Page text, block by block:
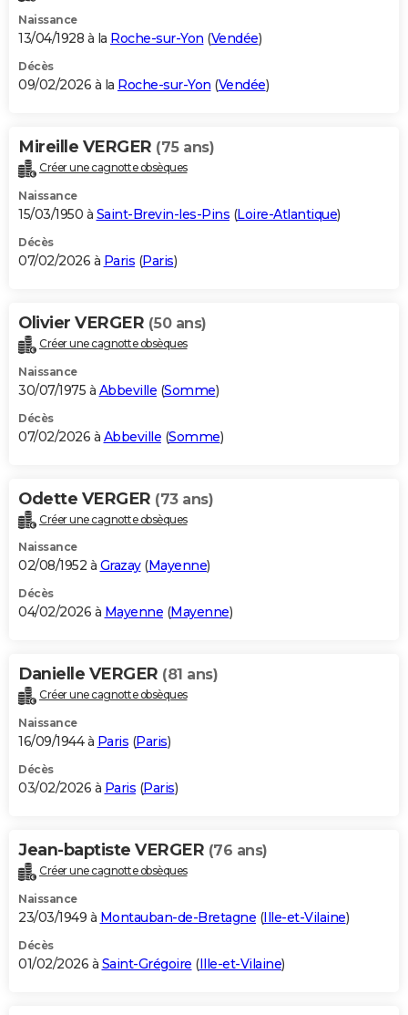
Naissance
13/04/1928 à la Roche-sur-Yon (Vendée)
Décès
09/02/2026 à la Roche-sur-Yon (Vendée)
Mireille VERGER (75 ans)
Créer une cagnotte obsèques
Naissance
15/03/1950 à Saint-Brevin-les-Pins (Loire-Atlantique)
Décès
07/02/2026 à Paris (Paris)
Olivier VERGER (50 ans)
Créer une cagnotte obsèques
Naissance
30/07/1975 à Abbeville (Somme)
Décès
07/02/2026 à Abbeville (Somme)
Odette VERGER (73 ans)
Créer une cagnotte obsèques
Naissance
02/08/1952 à Grazay(Mayenne)
Décès
04/02/2026 à Mayenne (Mayenne)
Danielle VERGER (81 ans)
Créer une cagnotte obsèques
Naissance
16/09/1944 à Paris (Paris)
Décès
03/02/2026 à Paris (Paris)
Jean-baptiste VERGER (76 ans)
Créer une cagnotte obsèques
Naissance
23/03/1949 à Montauban-de-Bretagne (Ille-et-Vilaine)
Décès
01/02/2026 à Saint-Grégoire (Ille-et-Vilaine)